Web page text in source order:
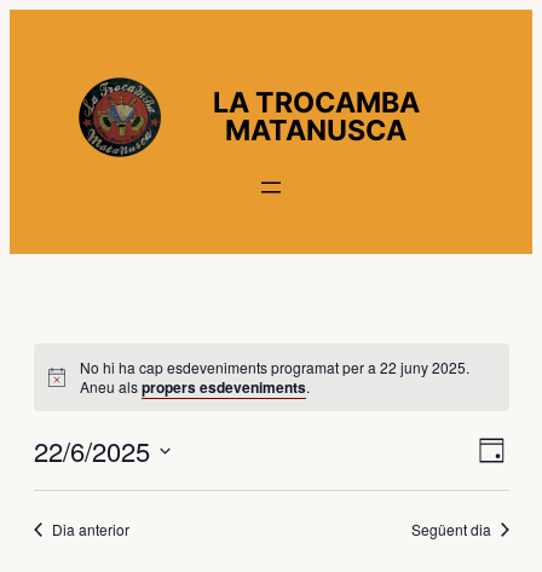
LA TROCAMBA
MATANUSCA
No hi ha cap esdeveniments programat per a 22 juny 2025.
Aneu alspropers esdeveniments.
de
de
Dia
22/6/2025
Selecciona
una
Dia anterior Següent dia